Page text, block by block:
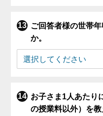
ご回答者様の世帯
か。
お子さま1人あたり
の授業料以外）を教